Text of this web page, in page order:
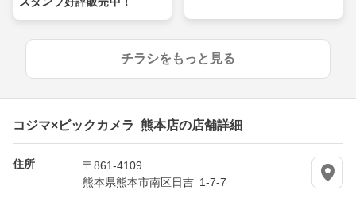
チラシをもっと見る
コジマ×ビックカメラ 熊本店の店舗詳細
住所
〒861-4109
熊本県熊本市南区日吉 1-7-7